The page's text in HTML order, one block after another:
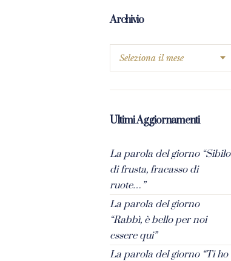
Archivio
Ultimi Aggiornamenti
La parola del giorno “Sibilo
di frusta, fracasso di
ruote…”
La parola del giorno
“Rabbì, è bello per noi
essere qui”
La parola del giorno “Ti ho